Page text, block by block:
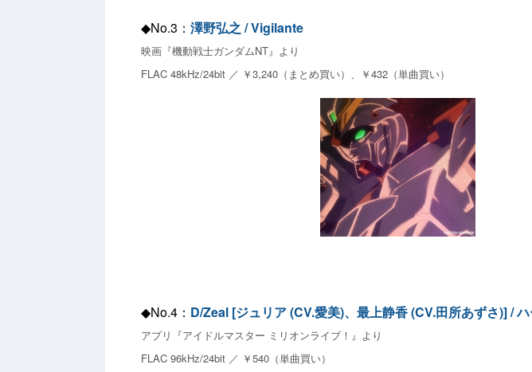
◆No.3： 澤野弘之 / Vigilante
映画『機動戦士ガンダムNT』より
FLAC 48kHz/24bit ／ ￥3,240（まとめ買い）、￥432（単曲買い）
◆No.4： D/Zeal [ジュリア (CV.愛美)、最上静香 (CV.田所あずさ)] /
アプリ『アイドルマスター ミリオンライブ！』より
FLAC 96kHz/24bit ／ ￥540（単曲買い）